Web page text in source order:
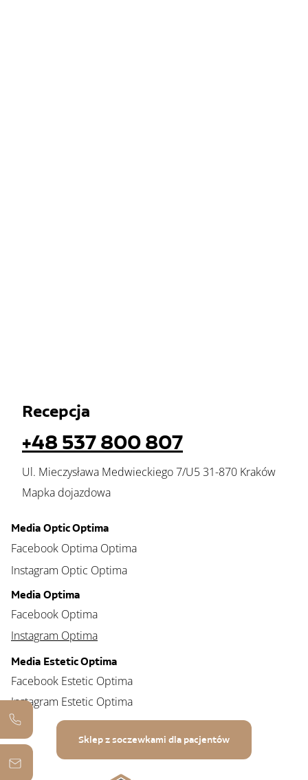
Recepcja
+48 537 800 807
Ul. Mieczysława Medwieckiego 7/U5 31-870 Kraków
Mapka dojazdowa
Media Optima
Facebook Optima
Instagram Optima
Media Optic Optima
Facebook Optima Optima
Instagram Optic Optima
Media Estetic Optima
Facebook Estetic Optima
Instagram Estetic Optima
Sklep z soczewkami dla pacjentów